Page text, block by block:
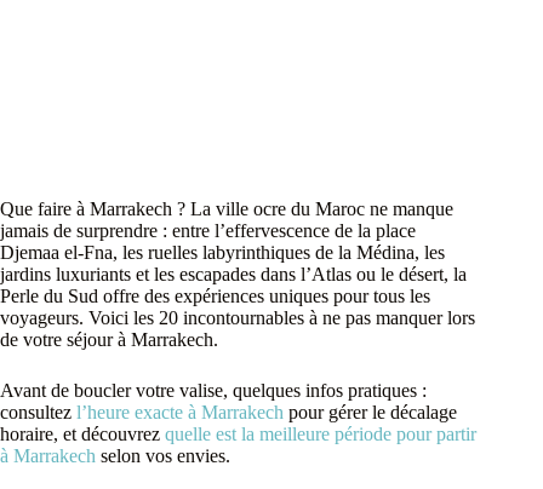
Que faire à Marrakech ? La ville ocre du Maroc ne manque
jamais de surprendre : entre l’effervescence de la place
Djemaa el-Fna, les ruelles labyrinthiques de la Médina, les
jardins luxuriants et les escapades dans l’Atlas ou le désert, la
Perle du Sud offre des expériences uniques pour tous les
voyageurs. Voici les 20 incontournables à ne pas manquer lors
de votre séjour à Marrakech.
Avant de boucler votre valise, quelques infos pratiques :
consultez l’heure exacte à Marrakech pour gérer le décalage
horaire, et découvrez quelle est la meilleure période pour partir
à Marrakech selon vos envies.